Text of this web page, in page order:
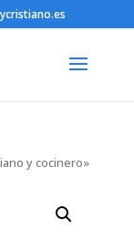
y cocinero»